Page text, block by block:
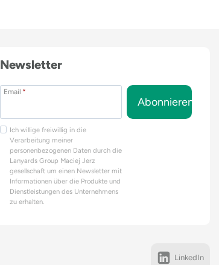
Newsletter
Email *
Ich willige freiwillig in die
Verarbeitung meiner
personenbezogenen Daten durch die
Lanyards Group Maciej Jerz
gesellschaft um einen Newsletter mit
Informationen über die Produkte und
Dienstleistungen des Unternehmens
zu erhalten.
Abonnieren
LinkedIn